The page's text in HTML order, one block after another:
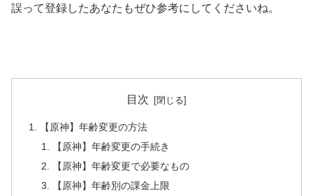
誤って登録したあなたもぜひ参考にしてくださいね。
目次
【原神】年齢変更の方法
【原神】年齢変更の手続き
【原神】年齢変更で必要なもの
【原神】年齢別の課金上限